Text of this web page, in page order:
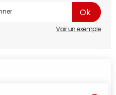
Voir un exemple